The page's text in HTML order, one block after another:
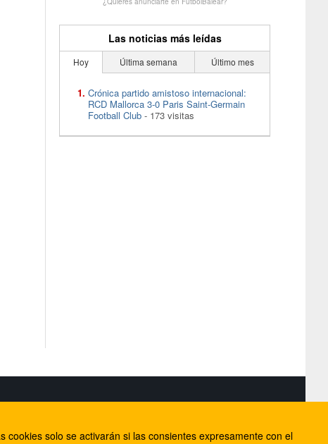
Las noticias más leídas
Hoy Última semana Último mes
Crónica partido amistoso internacional:
RCD Mallorca 3-0 Paris Saint-Germain
Football Club - 173 visitas
solo se activarán si las consientes expresamente con el